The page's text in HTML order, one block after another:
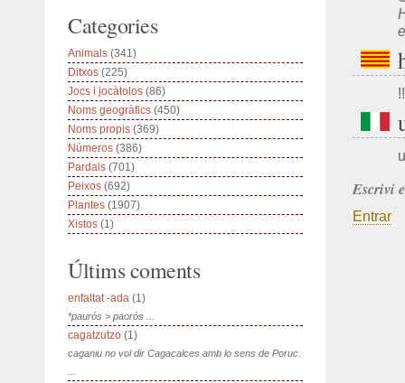
!!
Escrivi
Entrar
Categories
Animals (341)
Ditxos (225)
Jocs i jocàtolos (86)
Noms geogràfics (450)
Noms propis (369)
Números (386)
Pardals (701)
Peixos (692)
Plantes (1907)
Xistos (1)
Últims coments
enfaltat -ada (1)
*paurós > paorós ...
cagatzutzo (1)
caganiu no vol dir Cagacalces amb lo sens de Poruc.